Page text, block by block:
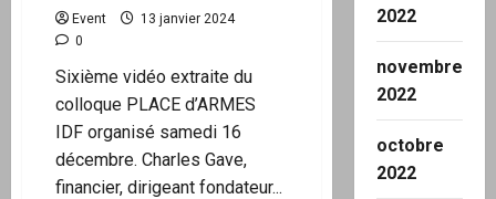
Event
13 janvier 2024
0
Sixième vidéo extraite du
colloque PLACE d’ARMES
IDF organisé samedi 16
décembre. Charles Gave,
financier, dirigeant fondateur...
2022
novembre
2022
octobre
2022